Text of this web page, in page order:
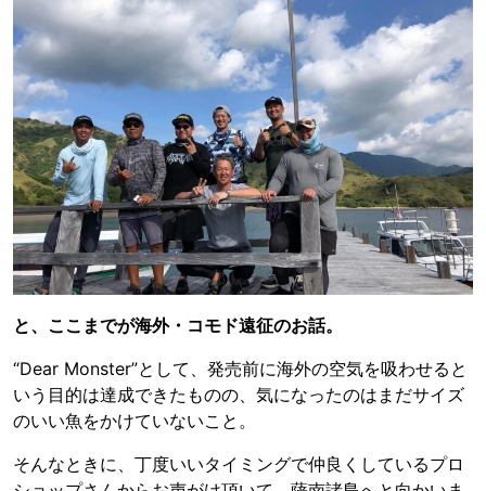
と、ここまでが海外・コモド遠征のお話。
“Dear Monster”として、発売前に海外の空気を吸わせると
いう目的は達成できたものの、気になったのはまだサイズ
のいい魚をかけていないこと。
そんなときに、丁度いいタイミングで仲良くしているプロ